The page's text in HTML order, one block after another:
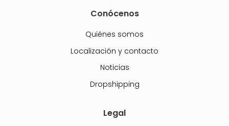
Conócenos
Quiénes somos
Localización y contacto
Noticias
Dropshipping
Legal